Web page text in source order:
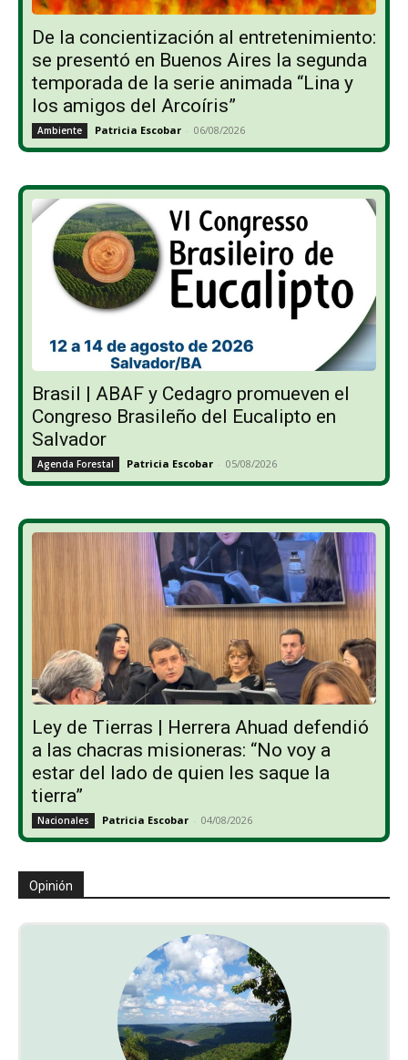
De la concientización al entretenimiento:
se presentó en Buenos Aires la segunda
temporada de la serie animada “Lina y
los amigos del Arcoíris”
Ambiente Patricia Escobar - 06/08/2026
Brasil | ABAF y Cedagro promueven el
Congreso Brasileño del Eucalipto en
Salvador
Agenda Forestal Patricia Escobar - 05/08/2026
Ley de Tierras | Herrera Ahuad defendió
a las chacras misioneras: “No voy a
estar del lado de quien les saque la
tierra”
Nacionales Patricia Escobar - 04/08/2026
Opinión